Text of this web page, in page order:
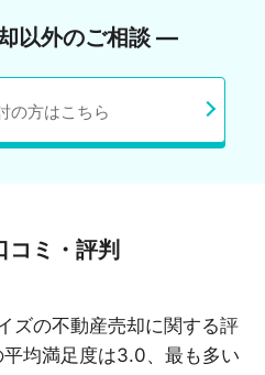
以外のご相談 ―
の方はこちら
コミ・評判
ズの不動産売却に関する評
均満足度は3.0、最も多い